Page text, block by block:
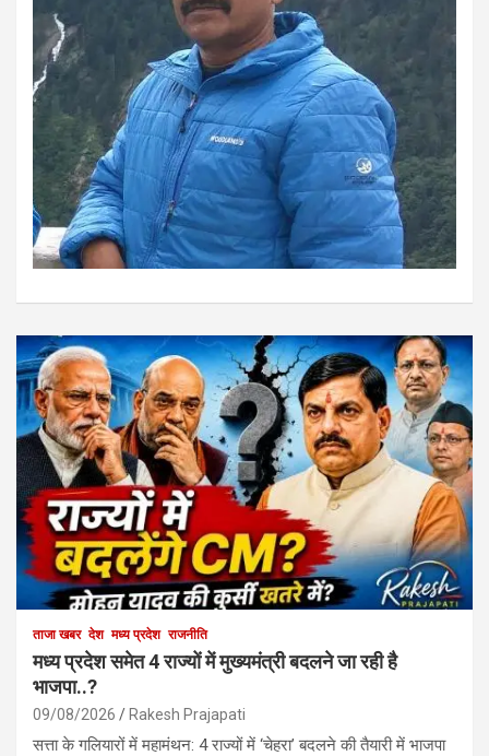
ताजा खबर देश मध्य प्रदेश राजनीति
मध्य प्रदेश समेत 4 राज्यों में मुख्यमंत्री बदलने जा रही है
भाजपा..?
09/08/2026 Rakesh Prajapati
सत्ता के गलियारों में महामंथन: 4 राज्यों में ‘चेहरा’ बदलने की तैयारी में भाजपा